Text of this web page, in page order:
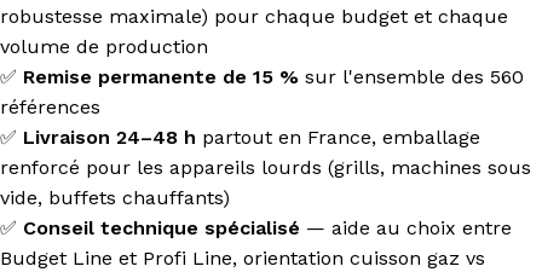
robustesse maximale) pour chaque budget et chaque
volume de production
✅ Remise permanente de 15 % sur l'ensemble des 560
références
✅ Livraison 24–48 h partout en France, emballage
renforcé pour les appareils lourds (grills, machines sous
vide, buffets chauffants)
✅ Conseil technique spécialisé — aide au choix entre
Budget Line et Profi Line, orientation cuisson gaz vs